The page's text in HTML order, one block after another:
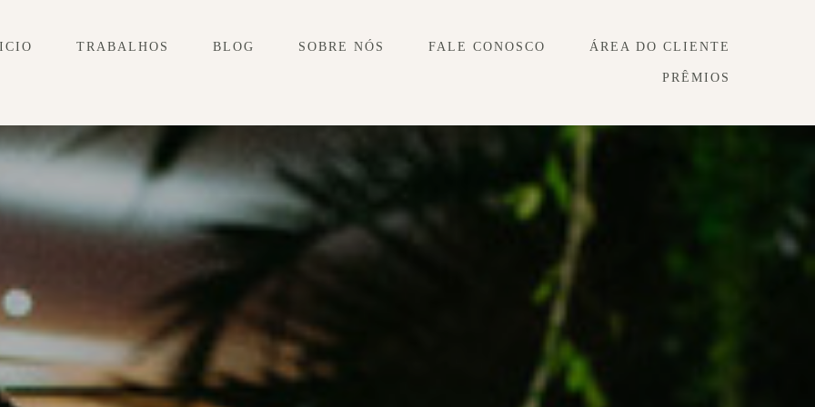
TRABALHOS BLOG SOBRE NÓS FALE CONOSCO ÁREA DO CLIENTE
PRÊMIOS